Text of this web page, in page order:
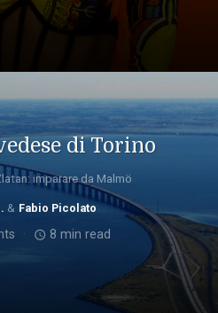
di Torino
imparare da Malmö
Fabio Picolato
access_time 8 min read